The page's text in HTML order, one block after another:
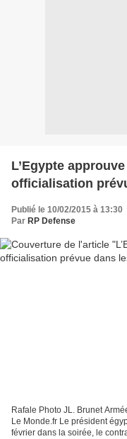
L’Egypte
officialisation
Publié le 10/02/2015 à 13:30
Par RP Defense
Rafale Photo JL. Brunet Armée de l'air 10.02.2015 Par Dominique Gallois -
Le Monde.fr Le président
février dans la soirée, le